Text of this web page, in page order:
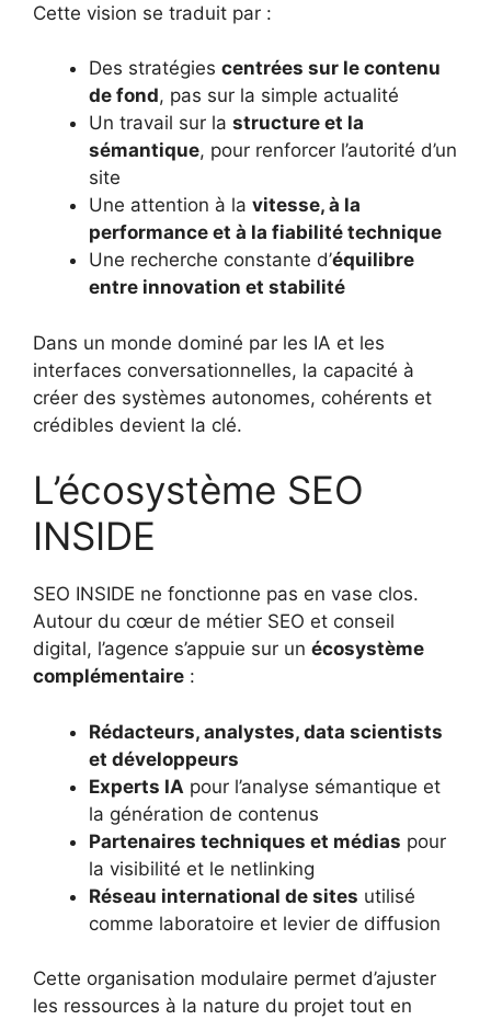
Cette vision se traduit par :
Des stratégies centrées sur le contenu
de fond, pas sur la simple actualité
Un travail sur la structure et la
sémantique, pour renforcer l’autorité d’un
site
Une attention à la vitesse, à la
performance et à la fiabilité technique
Une recherche constante d’équilibre
entre innovation et stabilité
Dans un monde dominé par les IA et les
interfaces conversationnelles, la capacité à
créer des systèmes autonomes, cohérents et
crédibles devient la clé.
L’écosystème SEO
INSIDE
SEO INSIDE ne fonctionne pas en vase clos.
Autour du cœur de métier SEO et conseil
digital, l’agence s’appuie sur un écosystème
complémentaire :
Rédacteurs, analystes, data scientists
et développeurs
Experts IA pour l’analyse sémantique et
la génération de contenus
Partenaires techniques et médias pour
la visibilité et le netlinking
Réseau international de sites utilisé
comme laboratoire et levier de diffusion
Cette organisation modulaire permet d’ajuster
les ressources à la nature du projet tout en